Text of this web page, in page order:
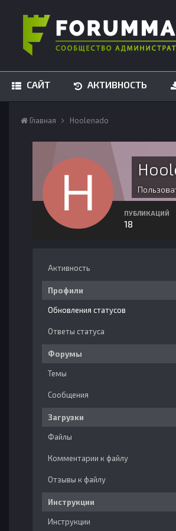
САЙТ АКТИВНОСТЬ
Главная Hoolenado
ПУБЛИКАЦИЙ
18
Активность
Профили
Обновления статусов
Ответы статуса
Форумы
Темы
Сообщения
Загрузки
Файлы
Комментарии к файлу
Отзывы к файлу
Инструкции
Инструкции